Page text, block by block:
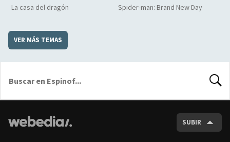
La casa del dragón Spider-man: Brand New Day
VER MÁS TEMAS
SUBIR